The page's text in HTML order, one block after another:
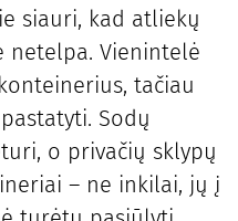
siauri, kad atliekų
netelpa. Vienintelė
tačiau
Sodų
o privačių sklypų
– ne inkilai, jų į